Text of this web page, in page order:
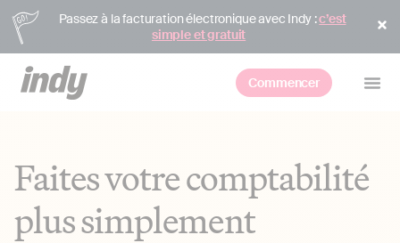
Passez à la facturation électronique avec Indy :c’est
simple et gratuit
Commencer
Faites votre comptabilité
plus simplement